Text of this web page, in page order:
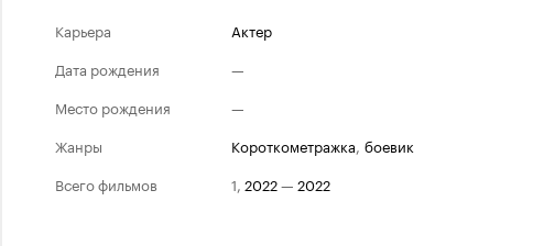
Карьера
Актер
Дата рождения
—
Место рождения
—
Жанры
короткометражка, боевик
Всего фильмов
1, 2022— 2022